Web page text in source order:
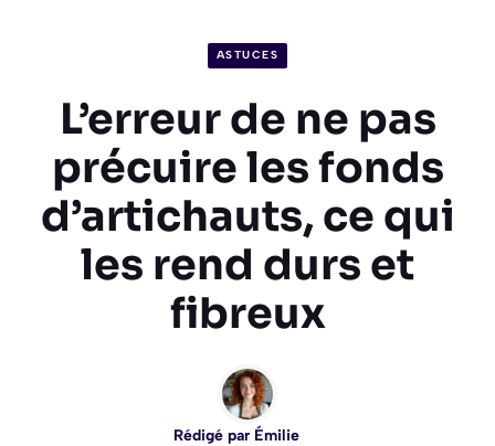
ASTUCES
L’erreur de ne pas
précuire les fonds
d’artichauts, ce qui
les rend durs et
fibreux
Rédigé par Émilie